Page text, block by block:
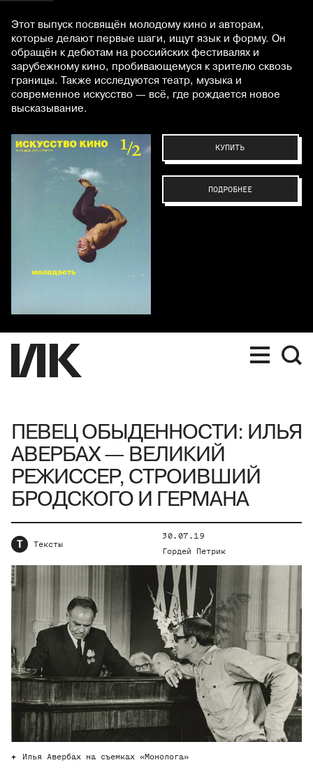
Этот выпуск посвящён молодому кино и авторам,
которые делают первые шаги, ищут язык и форму. Он
обращён к дебютам на российских фестивалях и
зарубежному кино, пробивающемуся к зрителю сквозь
границы. Также исследуются театр, музыка и
современное искусство — всё, где рождается новое
высказывание.
КУПИТЬ
ПОДРОБНЕЕ
ПЕВЕЦ ОБЫДЕННОСТИ: ИЛЬЯ
АВЕРБАХ — ВЕЛИКИЙ
РЕЖИССЕР, СТРОИВШИЙ
БРОДСКОГО И ГЕРМАНА
Т Тексты
30.07.19
Гордей Петрик
Илья Авербах на съемках «Монолога»